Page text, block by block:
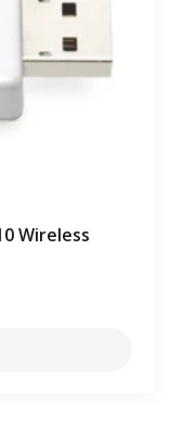
Wireless